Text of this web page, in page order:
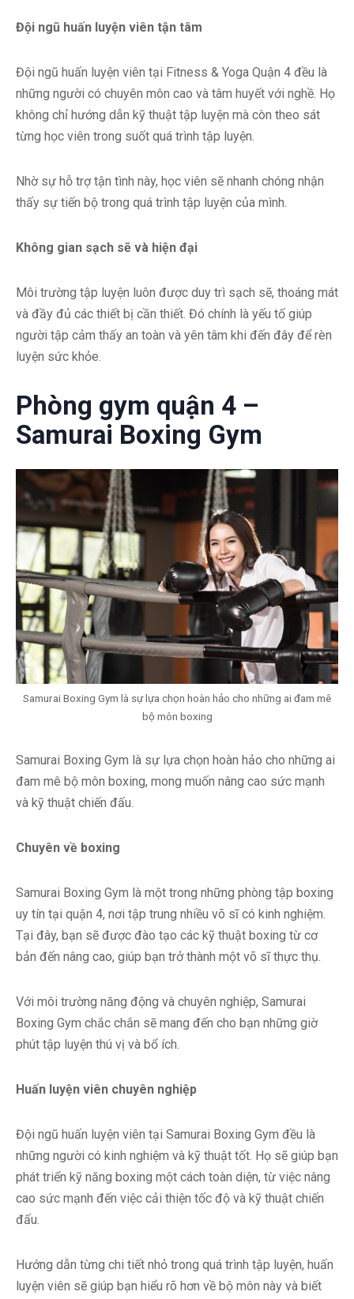
Đội ngũ huấn luyện viên tận tâm
Đội ngũ huấn luyện viên tại Fitness & Yoga Quận 4 đều là
những người có chuyên môn cao và tâm huyết với nghề. Họ
không chỉ hướng dẫn kỹ thuật tập luyện mà còn theo sát
từng học viên trong suốt quá trình tập luyện.
Nhờ sự hỗ trợ tận tình này, học viên sẽ nhanh chóng nhận
thấy sự tiến bộ trong quá trình tập luyện của mình.
Không gian sạch sẽ và hiện đại
Môi trường tập luyện luôn được duy trì sạch sẽ, thoáng mát
và đầy đủ các thiết bị cần thiết. Đó chính là yếu tố giúp
người tập cảm thấy an toàn và yên tâm khi đến đây để rèn
luyện sức khỏe.
Phòng gym quận 4 –
Samurai Boxing Gym
Samurai Boxing Gym là sự lựa chọn hoàn hảo cho những ai đam mê
bộ môn boxing
Samurai Boxing Gym là sự lựa chọn hoàn hảo cho những ai
đam mê bộ môn boxing, mong muốn nâng cao sức mạnh
và kỹ thuật chiến đấu.
Chuyên về boxing
Samurai Boxing Gym là một trong những phòng tập boxing
uy tín tại quận 4, nơi tập trung nhiều võ sĩ có kinh nghiệm.
Tại đây, bạn sẽ được đào tạo các kỹ thuật boxing từ cơ
bản đến nâng cao, giúp bạn trở thành một võ sĩ thực thụ.
Với môi trường năng động và chuyên nghiệp, Samurai
Boxing Gym chắc chắn sẽ mang đến cho bạn những giờ
phút tập luyện thú vị và bổ ích.
Huấn luyện viên chuyên nghiệp
Đội ngũ huấn luyện viên tại Samurai Boxing Gym đều là
những người có kinh nghiệm và kỹ thuật tốt. Họ sẽ giúp bạn
phát triển kỹ năng boxing một cách toàn diện, từ việc nâng
cao sức mạnh đến việc cải thiện tốc độ và kỹ thuật chiến
đấu.
Hướng dẫn từng chi tiết nhỏ trong quá trình tập luyện, huấn
luyện viên sẽ giúp bạn hiểu rõ hơn về bộ môn này và biết